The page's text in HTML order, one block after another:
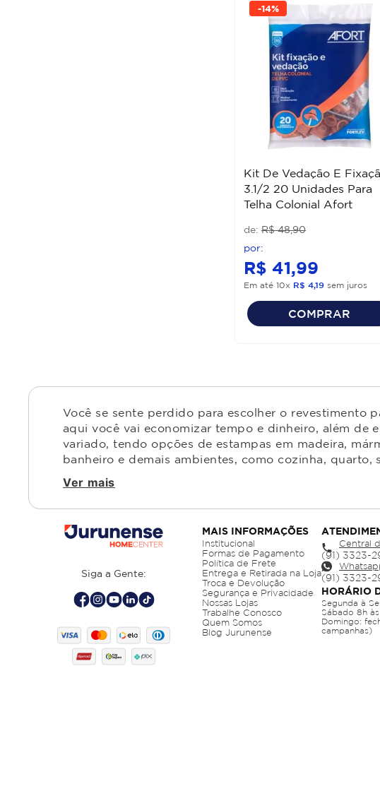
-14%
Kit De Vedação E
3.1/2 20 Unidades Para
Telha Colonial Afort
R$ 48,90
R$ 41,99
Em até 10x R$ 4,19 sem juros
COMPRAR
Você se sente perdido para escolher o revestimento
aqui você vai economizar tempo e dinheiro, além de
variado, tendo opções de estampas em madeira,
banheiro e demais ambientes, como cozinha, quarto,
Ver mais
Siga a Gente:
MAIS INFORMAÇÕES
Institucional
Formas de Pagamento
Política de Frete
Entrega e Retirada na Loja
Troca e Devolução
Segurança e Privacidade
Nossas Lojas
Trabalhe Conosco
Quem Somos
Blog Jurunense
Central
HORÁRIO
Segunda à
Sábado 8h às
Domingo:
campanhas)